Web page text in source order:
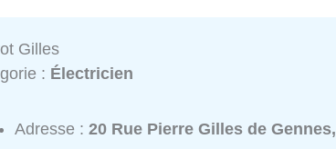
Gilles
: Électricien
Adresse :20 Rue Pierre Gilles de Gennes,